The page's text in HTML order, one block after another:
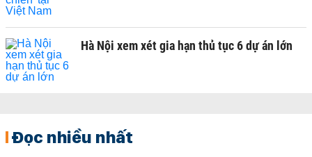
Hà Nội xem xét gia hạn thủ tục 6 dự án lớn
Đọc nhiều nhất